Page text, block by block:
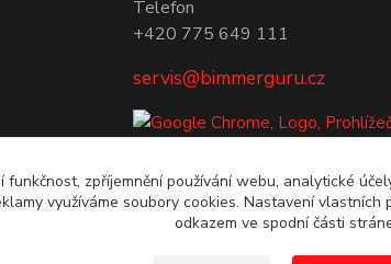
+420 775 649 111
servis@bimmerguru.cz
funkčnost, zpříjemnění používání webu, analytické
využíváme soubory cookies. Nastavení
odkazem ve spodní části